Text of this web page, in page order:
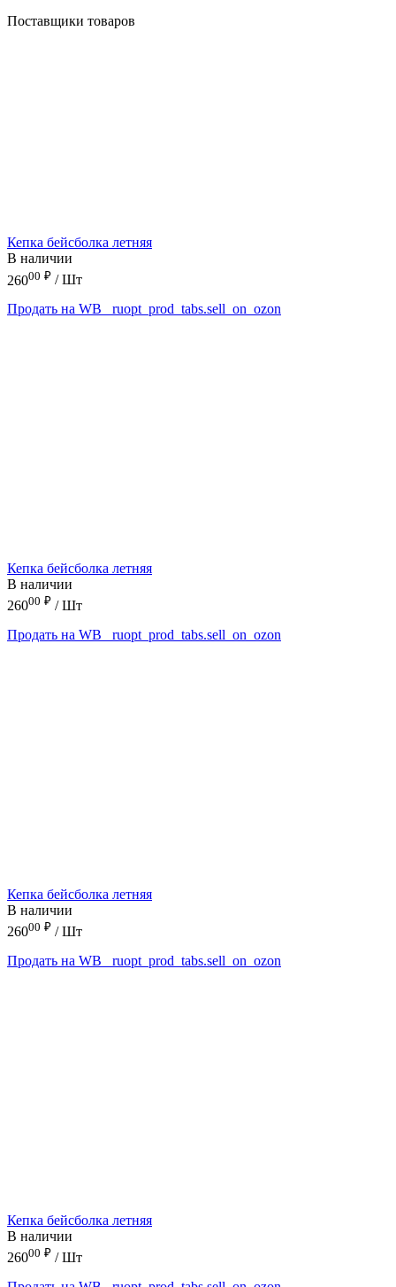
Поставщики товаров
Кепка бейсболка летняя
В наличии
26000 ₽ / Шт
Продать на WB
_ruopt_prod_tabs.sell_on_ozon
Кепка бейсболка летняя
В наличии
26000 ₽ / Шт
Продать на WB
_ruopt_prod_tabs.sell_on_ozon
Кепка бейсболка летняя
В наличии
26000 ₽ / Шт
Продать на WB
_ruopt_prod_tabs.sell_on_ozon
Кепка бейсболка летняя
В наличии
26000 ₽ / Шт